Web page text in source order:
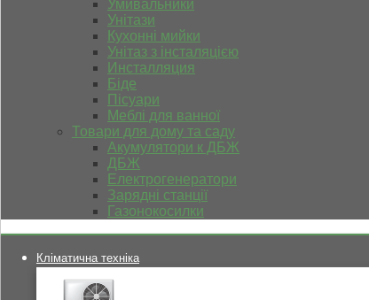
Умивальники
Унітази
Кухонні мийки
Унітаз з інсталяцією
Инсталляция
Біде
Пісуари
Меблі для ванної
Товари для дому та саду
Акумулятори к ДБЖ
ДБЖ
Електрогенератори
Зарядні станції
Газонокосилки
Кліматична техніка